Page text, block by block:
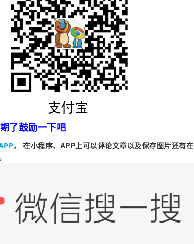
了鼓励一下吧
， 在小程序、APP上可以评论文章以及保存图片还有在